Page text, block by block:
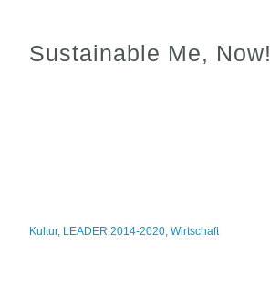
Sustainable Me, Now!
Kultur, LEADER 2014-2020,Wirtschaft